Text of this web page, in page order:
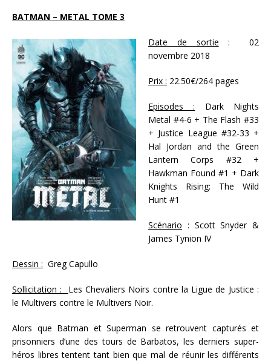
BATMAN – METAL TOME 3
Date de sortie : 02
novembre 2018
Prix : 22.50€/264 pages
Episodes : Dark Nights
Metal #4-6 + The Flash #33
+ Justice League #32-33 +
Hal Jordan and the Green
Lantern Corps #32 +
Hawkman Found #1 + Dark
Knights Rising: The Wild
Hunt #1
Scénario : Scott Snyder &
James Tynion IV
Dessin : Greg Capullo
Sollicitation : Les Chevaliers Noirs contre la Ligue de Justice :
le Multivers contre le Multivers Noir.
Alors que Batman et Superman se retrouvent capturés et
prisonniers d’une des tours de Barbatos, les derniers super-
héros libres tentent tant bien que mal de réunir les différents